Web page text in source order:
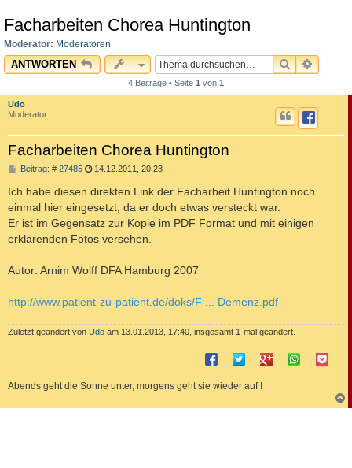
Facharbeiten Chorea Huntington
Moderator: Moderatoren
ANTWORTEN SUCHE
4 Beiträge • Seite 1 von 1
Udo
Moderator
Facharbeiten Chorea Huntington
Beitrag: # 27485B
i
t
r
g
14.12.2011, 20:23
Ich habe diesen direkten Link der Facharbeit Huntington noch
einmal hier eingesetzt, da er doch etwas versteckt war.
Er ist im Gegensatz zur Kopie im PDF Format und mit einigen
erklärenden Fotos versehen.
Autor: Arnim Wolff DFA Hamburg 2007
http://www.patient-zu-patient.de/doks/F ... Demenz.pdf
Zuletzt geändert von Udo am 13.01.2013, 17:40, insgesamt 1-mal geändert.
Abends geht die Sonne unter, morgens geht sie wieder auf !
a